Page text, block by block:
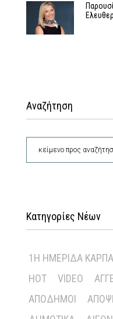
Αναζήτηση
Κατηγορίες Νέων
1Η ΗΜΕΡΊΔΑ
HOT
VIDEO
ΑΠΌΔΗΜΟΙ